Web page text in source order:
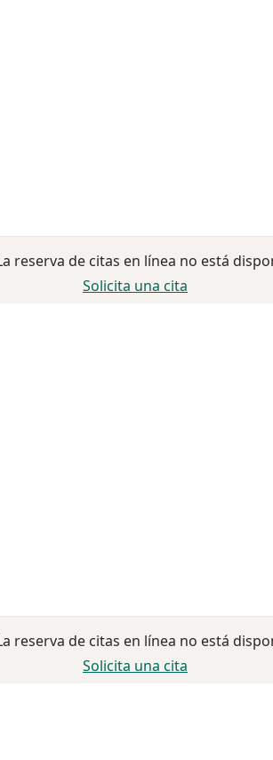
reserva de citas en línea no está
Solicita una cita
reserva de citas en línea no está
Solicita una cita